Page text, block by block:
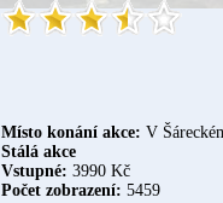
Místo konání akce: V
Stálá akce
Vstupné: 3990 Kč
Počet zobrazení: 5459